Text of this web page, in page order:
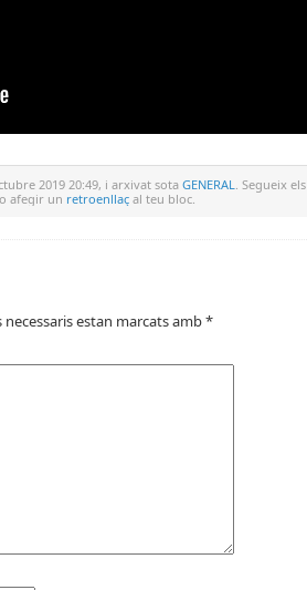
2019 20:49, i arxivat sota GENERAL. Segueix els
o afegir un retroenllaç al teu bloc.
necessaris estan marcats amb*